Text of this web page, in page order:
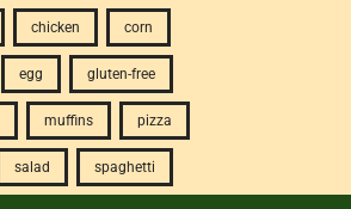
chicken corn
egg gluten-free
muffins pizza
salad spaghetti